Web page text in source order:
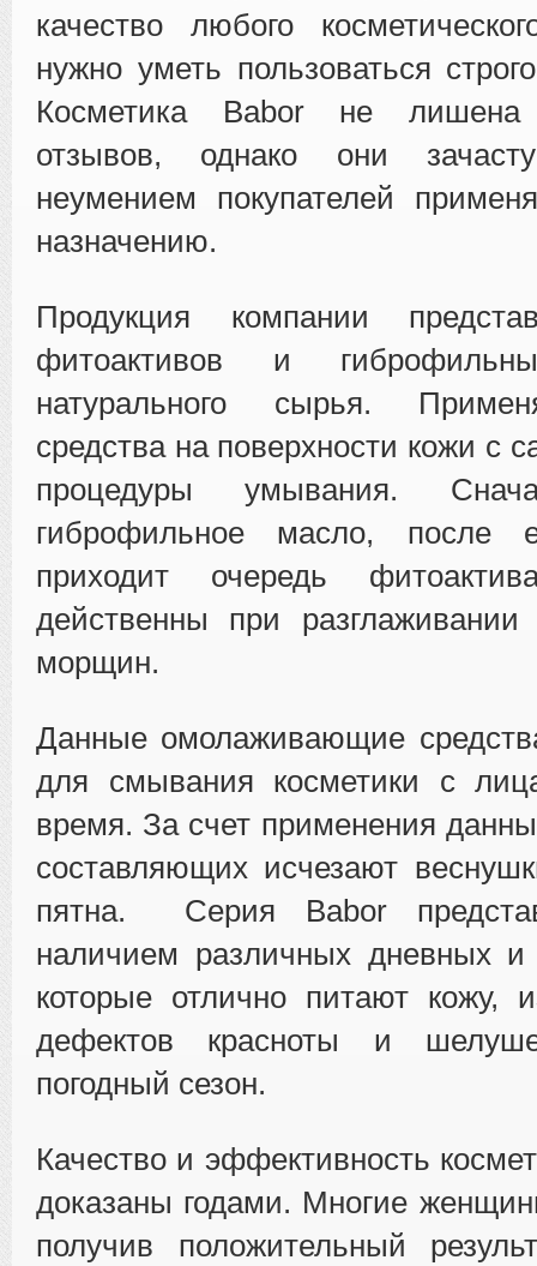
качество любого
нужно уметь пользоваться
Косметика Babor не лишена
отзывов, однако они
неумением покупателей
назначению.
Продукция компании
фитоактивов и
натурального сырья.
средства на поверхности кожи с
процедуры умывания.
гиброфильное масло, после
приходит очередь
действенны при
морщин.
Данные омолаживающие
для смывания косметики с
время. За счет применения
составляющих исчезают
пятна. Серия Babor
наличием различных дневных и
которые отлично питают кожу,
дефектов красноты и
погодный сезон.
Качество и эффективность
доказаны годами. Многие
получив положительный